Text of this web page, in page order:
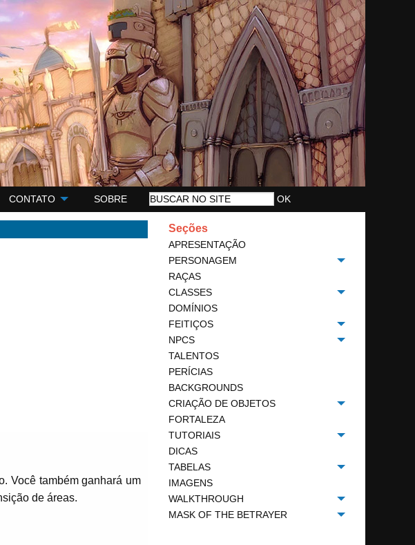
CONTATO SOBRE
Você também ganhará um
de áreas.
Seções
APRESENTAÇÃO
PERSONAGEM
Toggle menu
RAÇAS
CLASSES
Toggle menu
DOMÍNIOS
FEITIÇOS
Toggle menu
NPCS
Toggle menu
TALENTOS
PERÍCIAS
BACKGROUNDS
CRIAÇÃO DE OBJETOS
Toggle menu
FORTALEZA
TUTORIAIS
Toggle menu
DICAS
TABELAS
Toggle menu
IMAGENS
WALKTHROUGH
Toggle menu
MASK OF THE BETRAYER
Toggle menu